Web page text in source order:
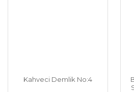
Kahveci Demlik No:4